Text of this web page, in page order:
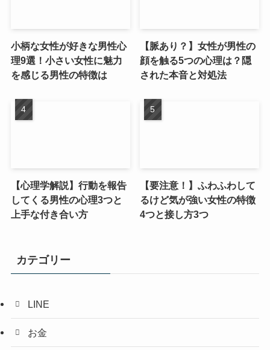
小柄な女性が好きな男性心
理9選！小さい女性に魅力
を感じる男性の特徴は
【脈あり？】女性が男性の
顔を触る5つの心理は？隠
された本音と対処法
【心理学解説】行動を報告
してくる男性の心理3つと
上手な付き合い方
【要注意！】ふわふわして
るけど気が強い女性の特徴
4つと接し方3つ
カテゴリー
LINE
お金